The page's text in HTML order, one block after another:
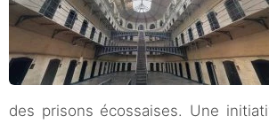
des prisons écossaises. Une